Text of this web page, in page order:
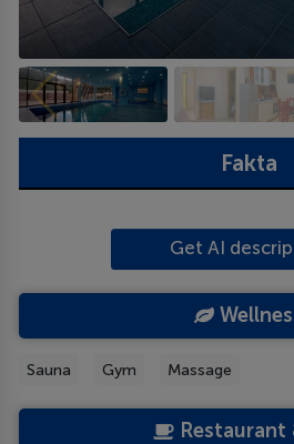
Fakta
Get AI
Sauna Gym Massage
Restaurant